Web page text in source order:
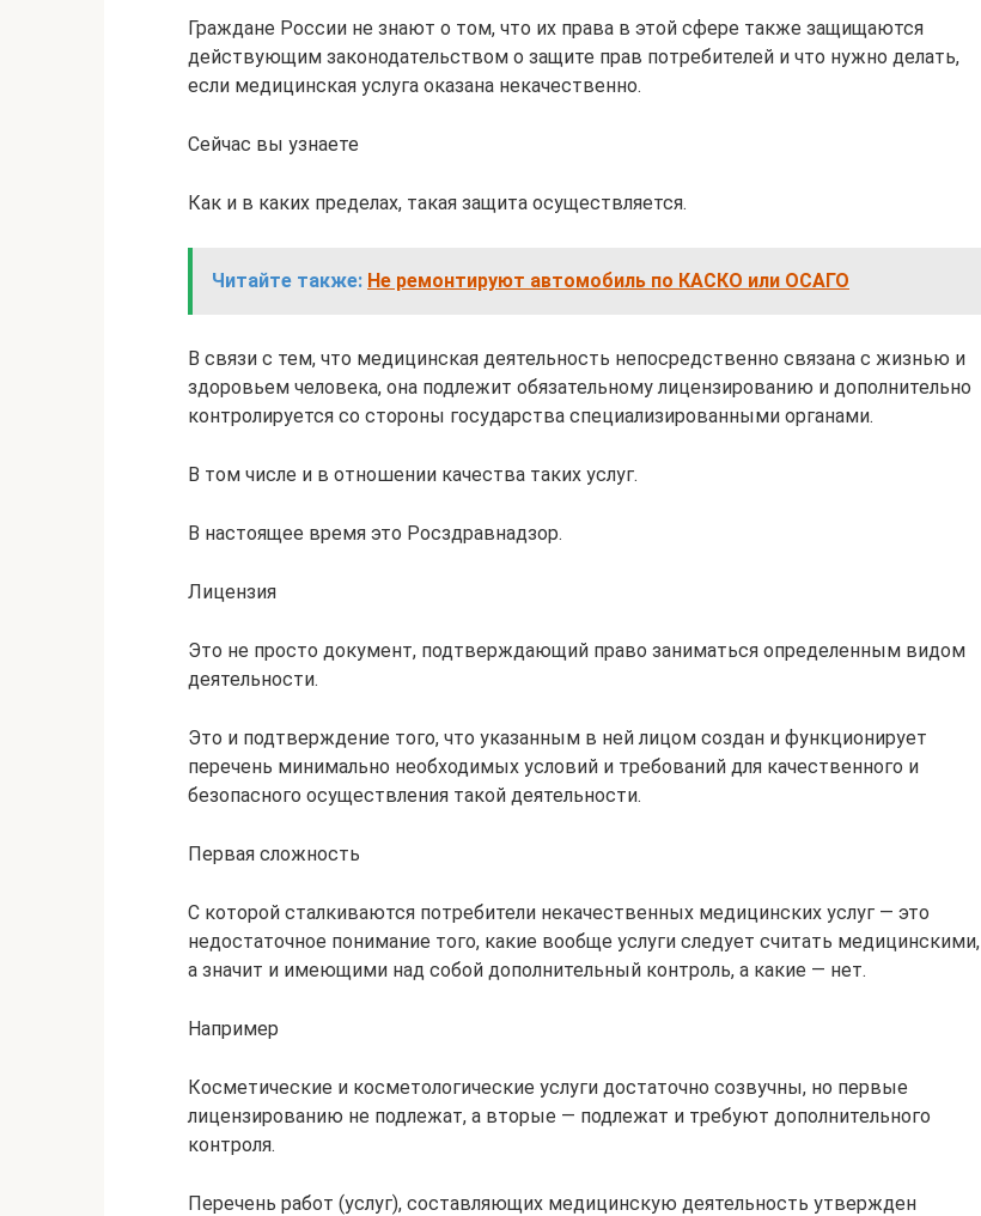
Граждане России не знают о том, что их права в этой сфере также защищаются
действующим законодательством о защите прав потребителей и что нужно делать,
если медицинская услуга оказана некачественно.
Сейчас вы узнаете
Как и в каких пределах, такая защита осуществляется.
Читайте также: Не ремонтируют автомобиль по КАСКО или ОСАГО
В связи с тем, что медицинская деятельность непосредственно связана с жизнью и
здоровьем человека, она подлежит обязательному лицензированию и дополнительно
контролируется со стороны государства специализированными органами.
В том числе и в отношении качества таких услуг.
В настоящее время это Росздравнадзор.
Лицензия
Это не просто документ, подтверждающий право заниматься определенным видом
деятельности.
Это и подтверждение того, что указанным в ней лицом создан и функционирует
перечень минимально необходимых условий и требований для качественного и
безопасного осуществления такой деятельности.
Первая сложность
С которой сталкиваются потребители некачественных медицинских услуг — это
недостаточное понимание того, какие вообще услуги следует считать медицинскими,
а значит и имеющими над собой дополнительный контроль, а какие — нет.
Например
Косметические и косметологические услуги достаточно созвучны, но первые
лицензированию не подлежат, а вторые — подлежат и требуют дополнительного
контроля.
Перечень работ (услуг), составляющих медицинскую деятельность утвержден